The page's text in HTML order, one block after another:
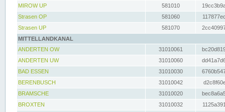
MIROW UP
581010
Strasen OP
581060
Strasen UP
581070
MITTELLANDKANAL
ANDERTEN OW
31010061
ANDERTEN UW
31010060
BAD ESSEN
31010030
BERENBUSCH
31010042
BRAMSCHE
31010020
BROXTEN
31010032